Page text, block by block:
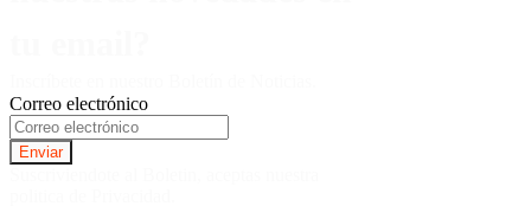
Correo electrónico